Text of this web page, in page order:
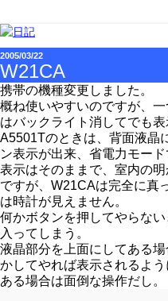
2005/03/22
W21CA
携帯の機種変更しました。
概ね使いやすいのですが、
はバックライト消してでも表
A5501Tのときは、背面液晶
ン表示が出来、省電力モー
表示はそのままで、室内の
ですが、W21CAは完全に真
は時計が見えません。
何かボタンを押してやらな
入ってしまう。
液晶部分を上面にしてある
かしてやれば表示されるよ
ある場合は面倒な操作だし。